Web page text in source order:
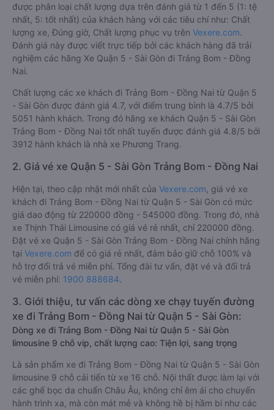
được phân loại chất lượng dựa trên đánh giá từ 1 đến 5 (1: tệ
nhất, 5: tốt nhất) của khách hàng với các tiêu chí như: Chất
lượng xe, Đúng giờ, Chất lượng phục vụ trên Vexere.com.
Đánh giá này được viết trực tiếp bởi các khách hàng đã trải
nghiệm các hãng Xe Quận 5 - Sài Gòn đi Trảng Bom - Đồng
Nai.
Chất lượng các xe khách đi Trảng Bom - Đồng Nai từ Quận 5
- Sài Gòn được đánh giá 4.7, với điểm trung bình là 4.7/5 bởi
5051 hành khách. Trong đó hãng xe khách Quận 5 - Sài Gòn
Trảng Bom - Đồng Nai tốt nhất tuyến được đánh giá 4.8/5 bởi
3912 hành khách là nhà xe Phương Trang.
2. Giá vé xe Quận 5 - Sài Gòn Trảng Bom - Đồng Nai
Hiện tại, theo cập nhật mới nhất của Vexere.com , giá vé xe
khách đi Trảng Bom - Đồng Nai từ Quận 5 - Sài Gòn có mức
giá dao động từ 220000 đồng - 545000 đồng. Trong đó, nhà
xe Thịnh Thái Limousine có giá vé rẻ nhất, chỉ 220000 đồng.
Đặt vé xe Quận 5 - Sài Gòn Trảng Bom - Đồng Nai chính hãng
tại Vexere.com để có giá rẻ nhất, đảm bảo giữ chỗ 100% và
hỗ trợ đổi trả vé miễn phí. Tổng đài tư vấn, đặt vé và đổi trả
vé miễn phí: 1900 888684.
3. Giới thiệu, tư vấn các dòng xe chạy tuyến đường
xe đi Trảng Bom - Đồng Nai từ Quận 5 - Sài Gòn:
Dòng xe đi Trảng Bom - Đồng Nai từ Quận 5 - Sài Gòn
limousine 9 chỗ vip, chất lượng cao: Tiện lợi, sang trọng
Là sản phẩm xe đi Trảng Bom - Đồng Nai từ Quận 5 - Sài Gòn
limousine 9 chỗ cải tiến từ xe 16 chỗ. Nội thất được làm lại với
các ghế bọc da chuẩn Châu Âu, không chỉ êm ái cho chuyến
hành trình xa, mà còn mát mẻ và không hề bị hầm bí như các